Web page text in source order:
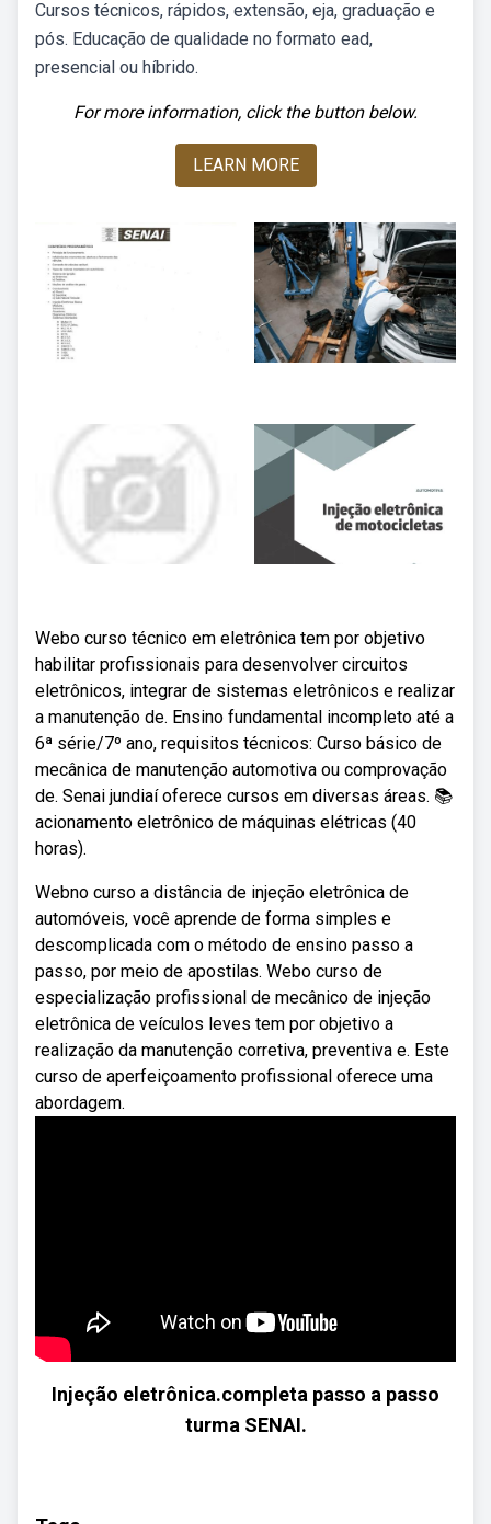
Cursos técnicos, rápidos, extensão, eja, graduação e
pós. Educação de qualidade no formato ead,
presencial ou híbrido.
For more information, click the button below.
LEARN MORE
Webo curso técnico em eletrônica tem por objetivo
habilitar profissionais para desenvolver circuitos
eletrônicos, integrar de sistemas eletrônicos e realizar
a manutenção de. Ensino fundamental incompleto até a
6ª série/7º ano, requisitos técnicos: Curso básico de
mecânica de manutenção automotiva ou comprovação
de. Senai jundiaí oferece cursos em diversas áreas. 📚
acionamento eletrônico de máquinas elétricas (40
horas).
Webno curso a distância de injeção eletrônica de
automóveis, você aprende de forma simples e
descomplicada com o método de ensino passo a
passo, por meio de apostilas. Webo curso de
especialização profissional de mecânico de injeção
eletrônica de veículos leves tem por objetivo a
realização da manutenção corretiva, preventiva e. Este
curso de aperfeiçoamento profissional oferece uma
abordagem.
Injeção eletrônica.completa passo a passo
turma SENAI.